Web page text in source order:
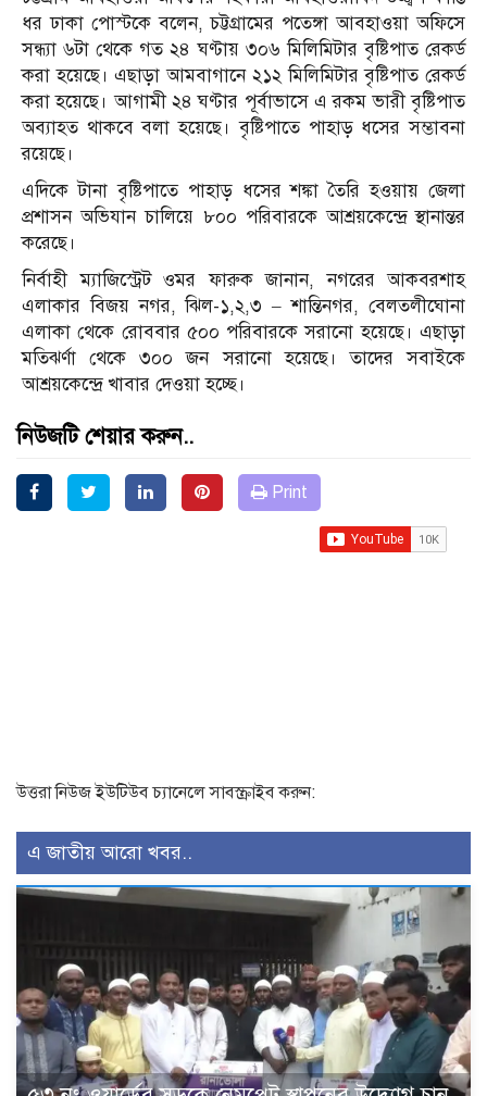
ধর ঢাকা পোস্টকে বলেন, চট্টগ্রামের পতেঙ্গা আবহাওয়া অফিসে
সন্ধ্যা ৬টা থেকে গত ২৪ ঘণ্টায় ৩০৬ মিলিমিটার বৃষ্টিপাত রেকর্ড
করা হয়েছে। এছাড়া আমবাগানে ২১২ মিলিমিটার বৃষ্টিপাত রেকর্ড
করা হয়েছে। আগামী ২৪ ঘণ্টার পূর্বাভাসে এ রকম ভারী বৃষ্টিপাত
অব্যাহত থাকবে বলা হয়েছে। বৃষ্টিপাতে পাহাড় ধসের সম্ভাবনা
রয়েছে।
এদিকে টানা বৃষ্টিপাতে পাহাড় ধসের শঙ্কা তৈরি হওয়ায় জেলা
প্রশাসন অভিযান চালিয়ে ৮০০ পরিবারকে আশ্রয়কেন্দ্রে স্থানান্তর
করেছে।
নির্বাহী ম্যাজিস্ট্রেট ওমর ফারুক জানান, নগরের আকবরশাহ
এলাকার বিজয় নগর, ঝিল-১,২,৩ – শান্তিনগর, বেলতলীঘোনা
এলাকা থেকে রোববার ৫০০ পরিবারকে সরানো হয়েছে। এছাড়া
মতিঝর্ণা থেকে ৩০০ জন সরানো হয়েছে। তাদের সবাইকে
আশ্রয়কেন্দ্রে খাবার দেওয়া হচ্ছে।
নিউজটি শেয়ার করুন..
Print
উত্তরা নিউজ ইউটিউব চ্যানেলে সাবস্ক্রাইব করুন:
এ জাতীয় আরো খবর..